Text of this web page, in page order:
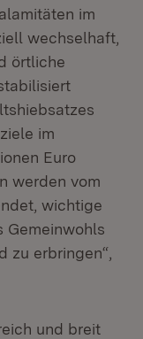
im
wechselhaft,
örtliche
im
Euro
werden vom
wichtige
Gemeinwohls
zu erbringen“,
und breit